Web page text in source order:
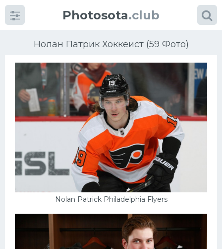
Photosota.club
Нолан Патрик Хоккеист (59 Фото)
Nolan Patrick Philadelphia Flyers
КатегорииФото
Еще картинки...
Футбол
Велогонки
Конькобежный спорт